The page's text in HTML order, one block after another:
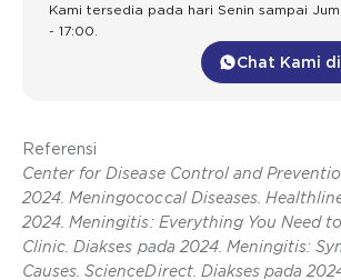
Kami tersedia pada hari Senin sampai
- 17:00.
Chat Kami
Referensi
Center for Disease Control and
2024. Meningococcal Diseases.
2024. Meningitis: Everything You Need
Clinic. Diakses pada 2024. Meningitis:
Causes. ScienceDirect. Diakses pada